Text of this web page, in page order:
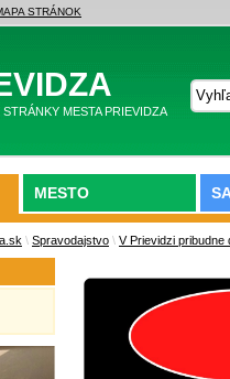
STRÁNOK
MESTA PRIEVIDZA
MESTO
\ Spravodajstvo \ V Prievidzi pribudne